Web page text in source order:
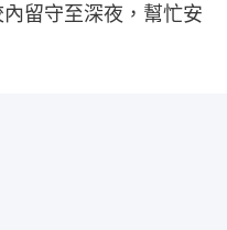
留守至深夜，幫忙安